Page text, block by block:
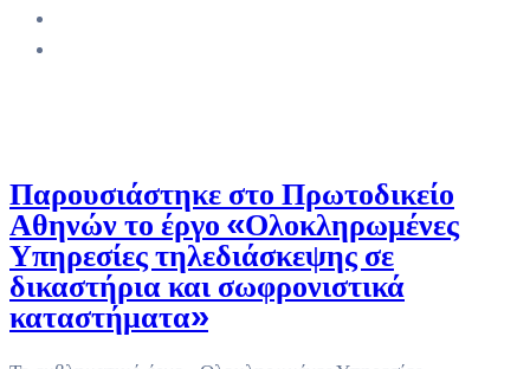
Παρουσιάστηκε στο Πρωτοδικείο
Αθηνών το έργο «Ολοκληρωμένες
Υπηρεσίες τηλεδιάσκεψης σε
δικαστήρια και σωφρονιστικά
καταστήματα»